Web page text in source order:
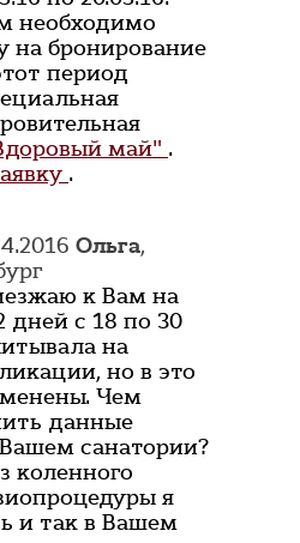
необходимо
на бронирование
период
май" .
.
Ольга,
к Вам на
дней с 18 по 30
на
но в это
Чем
данные
санатории?
коленного
я
и так в Вашем